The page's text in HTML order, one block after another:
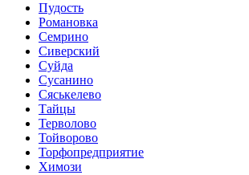
Пудость
Романовка
Семрино
Сиверский
Суйда
Сусанино
Сяськелево
Тайцы
Терволово
Тойворово
Торфопредприятие
Химози